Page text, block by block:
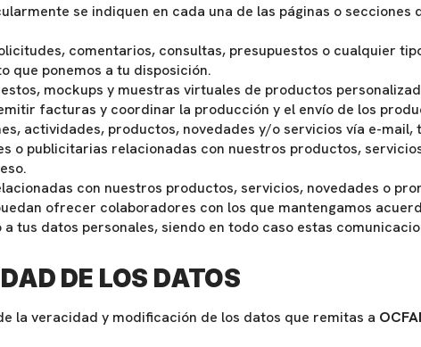
se indiquen en cada una de las páginas o
comentarios, consultas, presupuestos o cualquier
que ponemos a tu disposición.
mockups y muestras virtuales de productos
facturas y coordinar la producción y el envío de los
actividades, productos, novedades y/o servicios vía e-mail,
o publicitarias relacionadas con nuestros productos,
con nuestros productos, servicios, novedades o
ofrecer colaboradores con los que mantengamos
tus datos personales, siendo en todo caso estas
DE LOS DATOS
la veracidad y modificación de los datos que remitas a